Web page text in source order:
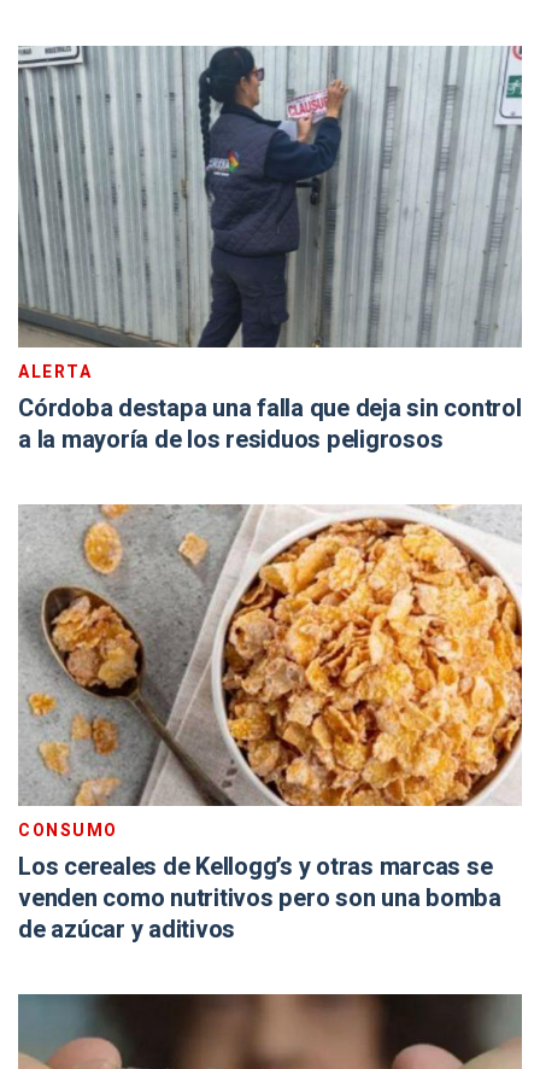
ALERTA
Córdoba destapa una falla que deja sin control
a la mayoría de los residuos peligrosos
CONSUMO
Los cereales de Kellogg’s y otras marcas se
venden como nutritivos pero son una bomba
de azúcar y aditivos